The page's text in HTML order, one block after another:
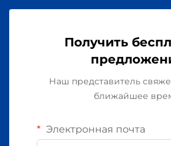
Получить
Наш представитель
ближайшее
Электронная почта